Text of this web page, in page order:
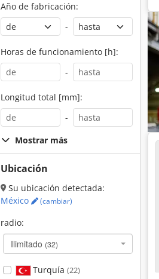
Año de fabricación:
-
Horas de funcionamiento [h]:
-
Longitud total [mm]:
-
Mostrar más
Ubicación
Su ubicación detectada:
México
(cambiar)
radio:
Ilimitado (32)
Turquía (22)